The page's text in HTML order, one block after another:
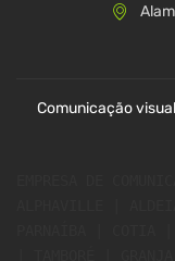
Comunicação